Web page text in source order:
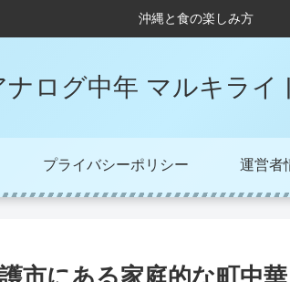
沖縄と食の楽しみ方
ナログ中年 マルキライ
プライバシーポリシー 運営者
市にある家庭的な町中